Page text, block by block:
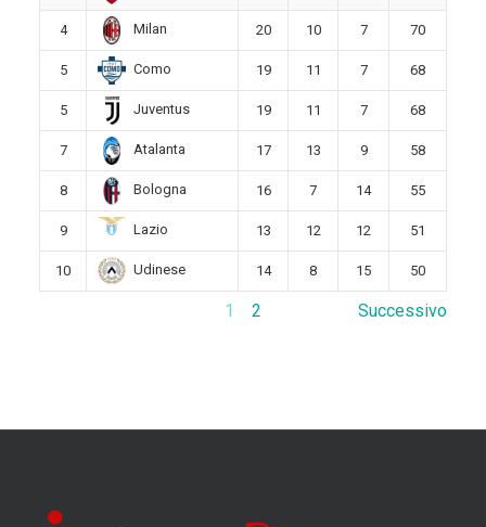
4 Milan 20 10 7 70
5 Como 19 11 7 68
5 Juventus 19 11 7 68
7 Atalanta 17 13 9 58
8 Bologna 16 7 14 55
9 Lazio 13 12 12 51
10 Udinese 14 8 15 50
1 2 Successivo